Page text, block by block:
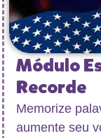
Módulo
Recorde
Memorize
aumente seu